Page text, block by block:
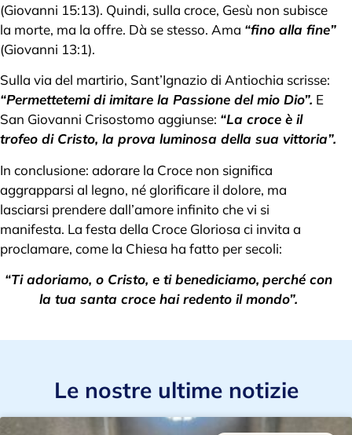
(Giovanni 15:13). Quindi, sulla croce, Gesù non subisce
la morte, ma la offre. Dà se stesso. Ama “fino alla fine”
(Giovanni 13:1).
Sulla via del martirio, Sant’Ignazio di Antiochia scrisse:
“Permettetemi di imitare la Passione del mio Dio”. E
San Giovanni Crisostomo aggiunse: “La croce è il
trofeo di Cristo, la prova luminosa della sua vittoria”.
In conclusione: adorare la Croce non significa
aggrapparsi al legno, né glorificare il dolore, ma
lasciarsi prendere dall’amore infinito che vi si
manifesta. La festa della Croce Gloriosa ci invita a
proclamare, come la Chiesa ha fatto per secoli:
“Ti adoriamo, o Cristo, e ti benediciamo, perché con
la tua santa croce hai redento il mondo”.
Le nostre ultime notizie